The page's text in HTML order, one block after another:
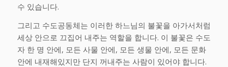
수 있습니다.
그리고 수도공동체는 이러한 하느님의 불꽃을 아가서처럼
세상 안으로 끄집어 내주는 역할을 합니다. 이 불꽃은 수도
자 한 명 안에, 모든 사물 안에, 모든 생물 안에, 모든 문화
안에 내재해있지만 단지 꺼내주는 사람이 있어야 합니다.